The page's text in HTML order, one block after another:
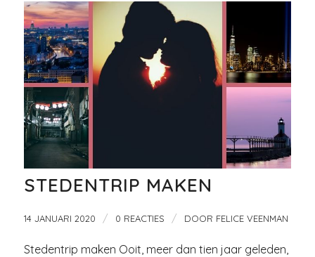
STEDENTRIP MAKEN
14 JANUARI 2020 / 0 REACTIES / DOOR FELICE VEENMAN
Stedentrip maken Ooit, meer dan tien jaar geleden,